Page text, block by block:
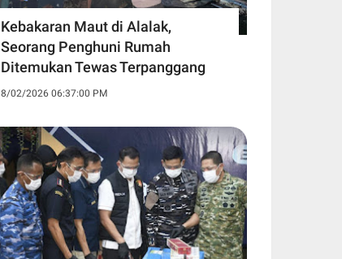
Kebakaran Maut di Alalak,
Seorang Penghuni Rumah
Ditemukan Tewas Terpanggang
8/02/2026 06:37:00 PM